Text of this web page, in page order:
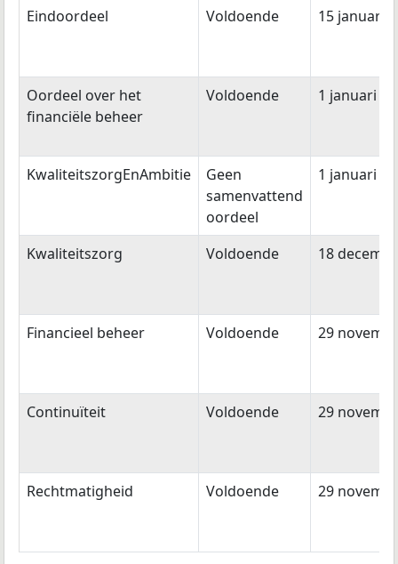
Eindoordeel Voldoende 15 januari
Oordeel over het
financiële beheer
Voldoende 1 januari
KwaliteitszorgEnAmbitie
Geen
samenvattend
oordeel
1 januari
Kwaliteitszorg Voldoende 18
Financieel beheer Voldoende 29
Continuïteit Voldoende 29
Rechtmatigheid Voldoende 29